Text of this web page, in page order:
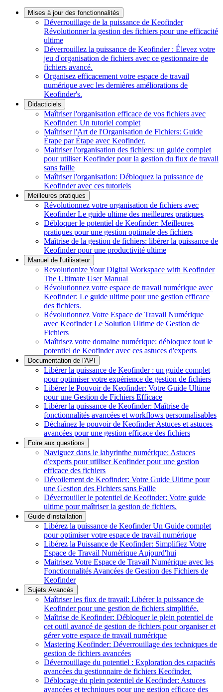
Mises à jour des fonctionnalités
Déverrouillage de la puissance de Keofinder
Révolutionner la gestion des fichiers pour une efficacité
ultime
Déverrouillez la puissance de Keofinder : Élevez votre
jeu d'organisation de fichiers avec ce gestionnaire de
fichiers avancé.
Organisez efficacement votre espace de travail
numérique avec les dernières améliorations de
Keofinder's.
Didacticiels
Maîtriser l'organisation efficace de vos fichiers avec
Keofinder: Un tutoriel complet
Maîtriser l'Art de l'Organisation de Fichiers: Guide
Étape par Étape avec Keofinder.
Maitriser l'organisation des fichiers: un guide complet
pour utiliser Keofinder pour la gestion du flux de travail
sans faille
Maîtriser l'organisation: Débloquez la puissance de
Keofinder avec ces tutoriels
Meilleures pratiques
Révolutionnez votre organisation de fichiers avec
Keofinder Le guide ultime des meilleures pratiques
Débloquer le potentiel de Keofinder: Meilleures
pratiques pour une gestion optimale des fichiers
Maîtrise de la gestion de fichiers: libérer la puissance de
Keofinder pour une productivité ultime
Manuel de l'utilisateur
Revolutionize Your Digital Workspace with Keofinder
The Ultimate User Manual
Révolutionnez votre espace de travail numérique avec
Keofinder: Le guide ultime pour une gestion efficace
des fichiers.
Révolutionnez Votre Espace de Travail Numérique
avec Keofinder Le Solution Ultime de Gestion de
Fichiers
Maîtrisez votre domaine numérique: débloquez tout le
potentiel de Keofinder avec ces astuces d'experts
Documentation de l'API
Libérer la puissance de Keofinder : un guide complet
pour optimiser votre expérience de gestion de fichiers
Libérer le Pouvoir de Keofinder: Votre Guide Ultime
pour une Gestion de Fichiers Efficace
Libérer la puissance de Keofinder: Maîtrise de
fonctionnalités avancées et workflows personnalisables
Déchaînez le pouvoir de Keofinder Astuces et astuces
avancées pour une gestion efficace des fichiers
Foire aux questions
Naviguez dans le labyrinthe numérique: Astuces
d'experts pour utiliser Keofinder pour une gestion
efficace des fichiers
Dévoilement de Keofinder: Votre Guide Ultime pour
une Gestion des Fichiers sans Faille
Déverrouiller le potentiel de Keofinder: Votre guide
ultime pour maîtriser la gestion de fichiers.
Guide d'installation
Libérez la puissance de Keofinder Un Guide complet
pour optimiser votre espace de travail numérique
Libérez la Puissance de Keofinder: Simplifiez Votre
Espace de Travail Numérique Aujourd'hui
Maitrisez Votre Espace de Travail Numérique avec les
Fonctionnalités Avancées de Gestion des Fichiers de
Keofinder
Sujets Avancés
Maîtriser les flux de travail: Libérer la puissance de
Keofinder pour une gestion de fichiers simplifiée.
Maîtrise de Keofinder: Débloquer le plein potentiel de
cet outil avancé de gestion de fichiers pour organiser et
gérer votre espace de travail numérique
Mastering Keofinder: Déverrouillage des techniques de
gestion de fichiers avancées
Déverrouillage du potentiel : Exploration des capacités
avancées du gestionnaire de fichiers Keofinder.
Déblocage du plein potentiel de Keofinder: Astuces
avancées et techniques pour une gestion efficace des